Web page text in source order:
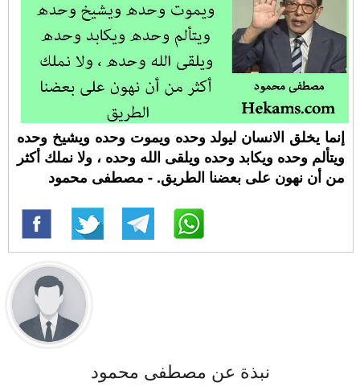
إنما يخلق الانسان ليولد وحده ويموت وحده ويشيخ وحده
ويتألم وحده ويكابد وحده ويلقى الله وحده ، ولا نملك أكثر
من أن نهون على بعضنا الطريق. - مصطفى محمود
نبذة عن مصطفى محمود